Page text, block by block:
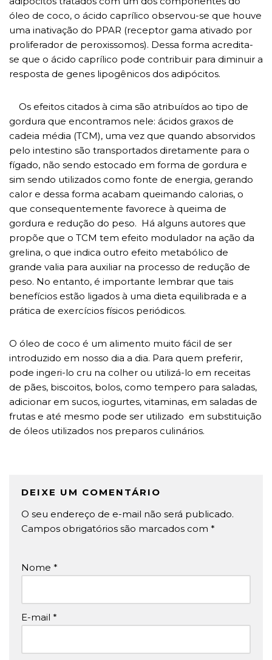
óleo de coco, o ácido caprílico observou-se que houve
uma inativação do PPAR (receptor gama ativado por
proliferador de peroxissomos). Dessa forma acredita-
se que o ácido caprílico pode contribuir para diminuir a
resposta de genes lipogênicos dos adipócitos.
Os efeitos citados à cima são atribuídos ao tipo de
gordura que encontramos nele: ácidos graxos de
cadeia média (TCM), uma vez que quando absorvidos
pelo intestino são transportados diretamente para o
fígado, não sendo estocado em forma de gordura e
sim sendo utilizados como fonte de energia, gerando
calor e dessa forma acabam queimando calorias, o
que consequentemente favorece à queima de
gordura e redução do peso. Há alguns autores que
propõe que o TCM tem efeito modulador na ação da
grelina, o que indica outro efeito metabólico de
grande valia para auxiliar na processo de redução de
peso. No entanto, é importante lembrar que tais
benefícios estão ligados à uma dieta equilibrada e a
prática de exercícios físicos periódicos.
O óleo de coco é um alimento muito fácil de ser
introduzido em nosso dia a dia. Para quem preferir,
pode ingeri-lo cru na colher ou utilizá-lo em receitas
de pães, biscoitos, bolos, como tempero para saladas,
adicionar em sucos, iogurtes, vitaminas, em saladas de
frutas e até mesmo pode ser utilizado em substituição
de óleos utilizados nos preparos culinários.
DEIXE UM COMENTÁRIO
O seu endereço de e-mail não será publicado.
Campos obrigatórios são marcados com *
Nome *
E-mail *